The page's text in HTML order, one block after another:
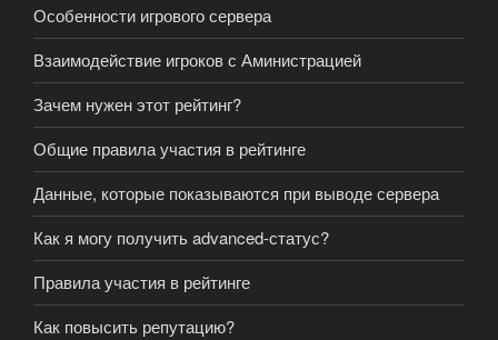
Особенности игрового сервера
Взаимодействие игроков с Аминистрацией
Зачем нужен этот рейтинг?
Общие правила участия в рейтинге
Данные, которые показываются при выводе сервера
Как я могу получить advanced-статус?
Правила участия в рейтинге
Как повысить репутацию?